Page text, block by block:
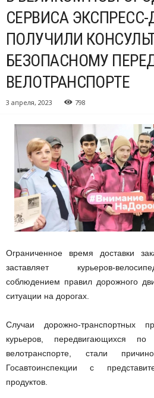
СЕРВИСА
ПОЛУЧИЛИ
БЕЗОПАСНОМУ
ВЕЛОТРАНСПОРТЕ
3 апреля, 2023 798
Ограниченное время доставки
заставляет курьеров-
соблюдением правил дорожного
ситуации на дорогах.
Случаи дорожно-транспортных
курьеров, передвигающихся
велотранспорте, стали
Госавтоинспекции с
продуктов.